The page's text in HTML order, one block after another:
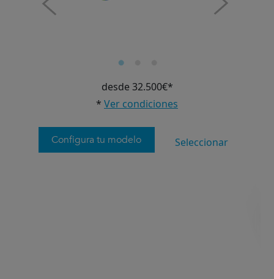
desde 32.500€*
* Ver condiciones
Configura tu modelo Seleccionar